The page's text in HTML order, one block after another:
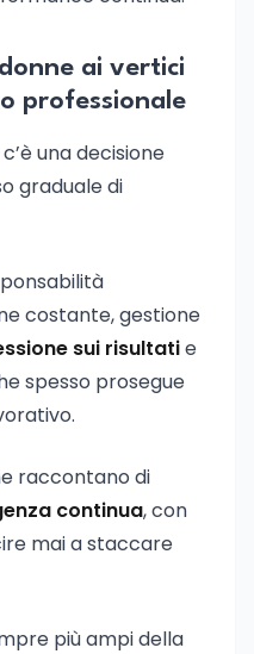
ai vertici
professionale
una decisione
graduale di
costante, gestione
sui risultatie
spesso prosegue
raccontano di
continua, con
mai a staccare
più ampi della